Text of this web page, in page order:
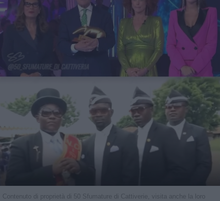
Contenuto di proprietà di 50 Sfumature di Cattiverie, visita anche la loro